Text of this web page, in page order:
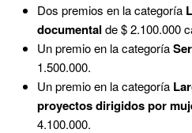
Dos premios en la categoría
documental de $ 2.100.000
Un premio en la categoría
1.500.000.
Un premio en la categoría
proyectos dirigidos por
4.100.000.